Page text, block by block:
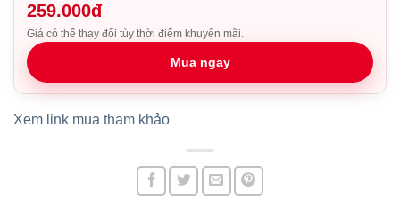
259.000đ
Giá có thể thay đổi tùy thời điểm khuyến mãi.
Mua ngay
Xem link mua tham khảo